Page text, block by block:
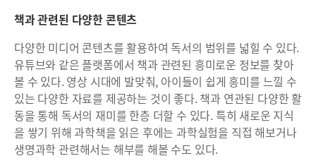
책과 관련된 다양한 콘텐츠
다양한 미디어 콘텐츠를 활용하여 독서의 범위를 넓힐 수 있다.
유튜브와 같은 플랫폼에서 책과 관련된 흥미로운 정보를 찾아
볼 수 있다. 영상 시대에 발맞춰, 아이들이 쉽게 흥미를 느낄 수
있는 다양한 자료를 제공하는 것이 좋다. 책과 연관된 다양한 활
동을 통해 독서의 재미를 한층 더할 수 있다. 특히 새로운 지식
을 쌓기 위해 과학책을 읽은 후에는 과학실험을 직접 해보거나
생명과학 관련해서는 해부를 해볼 수도 있다.